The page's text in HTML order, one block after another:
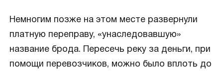
Немногим позже на этом месте развернули
платную переправу, «унаследовавшую»
название брода. Пересечь реку за деньги, при
помощи перевозчиков, можно было вплоть до